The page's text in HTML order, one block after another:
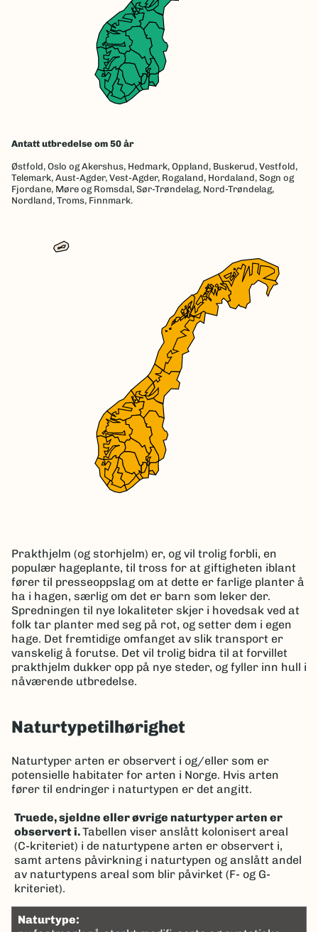
Antatt utbredelse om 50 år
Østfold, Oslo og Akershus, Hedmark, Oppland, Buskerud, Vestfold,
Telemark, Aust-Agder, Vest-Agder, Rogaland, Hordaland, Sogn og
Fjordane, Møre og Romsdal, Sør-Trøndelag, Nord-Trøndelag,
Nordland, Troms, Finnmark.
Prakthjelm (og storhjelm) er, og vil trolig forbli, en
populær hageplante, til tross for at giftigheten iblant
fører til presseoppslag om at dette er farlige planter å
ha i hagen, særlig om det er barn som leker der.
Spredningen til nye lokaliteter skjer i hovedsak ved at
folk tar planter med seg på rot, og setter dem i egen
hage. Det fremtidige omfanget av slik transport er
vanskelig å forutse. Det vil trolig bidra til at forvillet
prakthjelm dukker opp på nye steder, og fyller inn hull i
nåværende utbredelse.
Naturtypetilhørighet
Naturtyper arten er observert i og/eller som er
potensielle habitater for arten i Norge. Hvis arten
fører til endringer i naturtypen er det angitt.
Truede, sjeldne eller øvrige naturtyper arten er
observert i.Tabellen viser anslått kolonisert areal
(C-kriteriet) i de naturtypene arten er observert i,
samt artens påvirkning i naturtypen og anslått andel
av naturtypens areal som blir påvirket (F- og G-
kriteriet).
naturtype: